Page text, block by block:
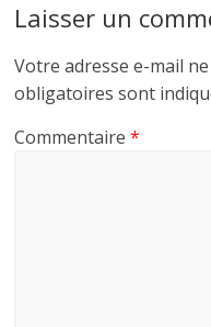
Laisser un
Votre adresse e-mail
obligatoires sont
Commentaire*